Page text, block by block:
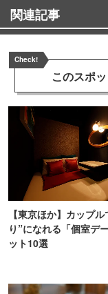
関連記事
Check!
このスポ
【東京ほか】カップ
り”になれる「個室デ
ット10選